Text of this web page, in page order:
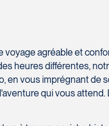
agréable et
heures différentes,
vous imprégnant
qui vous attend.